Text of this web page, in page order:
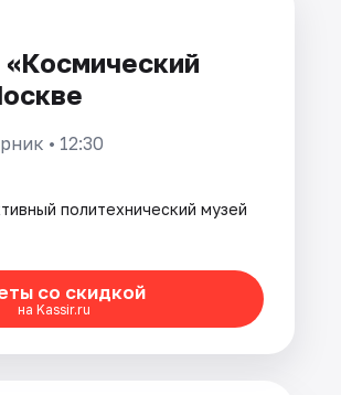
• 12:30
политехнический музей
со скидкой
на Kassir.ru